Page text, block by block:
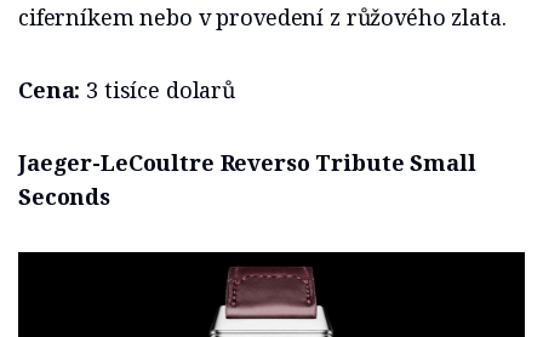
ciferníkem nebo v provedení z růžového zlata.
Cena: 3 tisíce dolarů
Jaeger-LeCoultre Reverso Tribute Small
Seconds